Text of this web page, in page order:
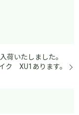
荷いたしました。
ク XU1あります。